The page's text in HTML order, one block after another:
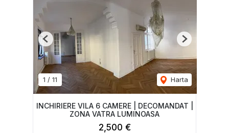
1 / 11 Harta
Previous Next
INCHIRIERE VILA 6 CAMERE | DECOMANDAT |
ZONA VATRA LUMINOASA
2,500 €